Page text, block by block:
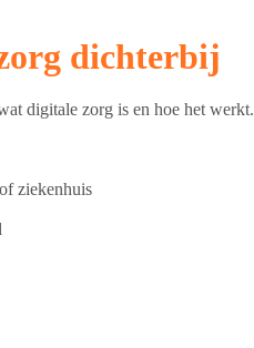
dichterbij
digitale zorg is en hoe het werkt.
ziekenhuis